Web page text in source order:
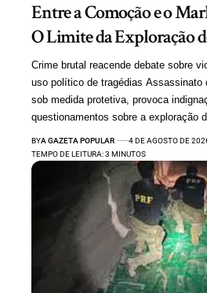
Entre a Comoção e o
O Limite da Exploração
Crime brutal reacende debate sobre
uso político de tragédias Assassinato
sob medida protetiva, provoca
questionamentos sobre a exploração
BYA GAZETA POPULAR
4 DE AGOSTO DE
TEMPO DE LEITURA: 3 MINUTOS